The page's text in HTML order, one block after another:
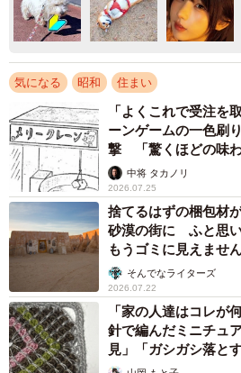
気になる 昭和 住まい
「よくこれで受注を
ーンゲームの一色刷
撃 「驚くほどの味
りそう」
中将 タカノリ
2026.07.25
捨てるはずの梱包材
砂漠の街に ふと思
もうゴミに見えませ
そんでなライターズ
2026.07.22
「家の人達はコレ
針で編んだミニチュ
見」「ガシガシ落と